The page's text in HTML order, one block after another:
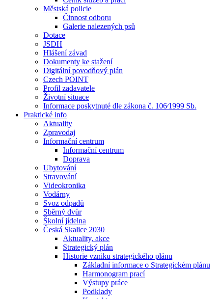
Městská policie
Činnost odboru
Galerie nalezených psů
Dotace
JSDH
Hlášení závad
Dokumenty ke stažení
Digitální povodňový plán
Czech POINT
Profil zadavatele
Životní situace
Informace poskytnuté dle zákona č. 106⁄1999 Sb.
Praktické info
Aktuality
Zpravodaj
Informační centrum
Informační centrum
Doprava
Ubytování
Stravování
Videokronika
Vodárny
Svoz odpadů
Sběrný dvůr
Školní jídelna
Česká Skalice 2030
Aktuality, akce
Strategický plán
Historie vzniku strategického plánu
Základní informace o Strategickém plánu
Harmonogram prací
Výstupy práce
Podklady